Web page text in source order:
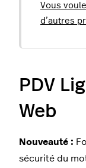
Vous
d’autres
PDV
Web
Nouveauté :
sécurité du